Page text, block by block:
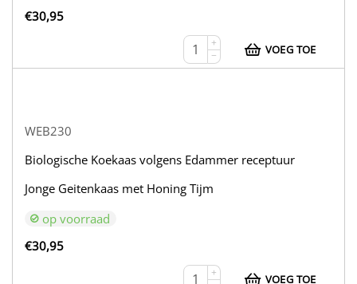
€30,95
+
−
VOEG TOE
WEB230
Biologische Koekaas volgens Edammer receptuur
Jonge Geitenkaas met Honing Tijm
op voorraad
€30,95
+
VOEG TOE